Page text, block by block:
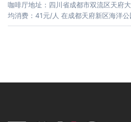
咖啡厅地址：四川省成都市双流区天府
均消费：41元/人 在成都天府新区海洋